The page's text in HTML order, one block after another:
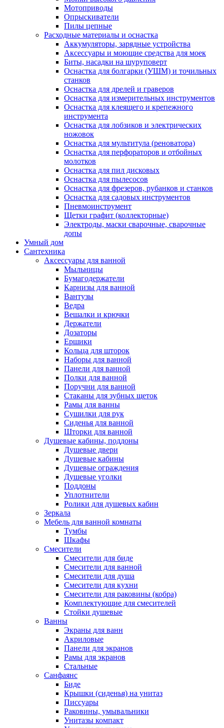
Мотоприводы
Опрыскиватели
Пилы цепные
Расходные материалы и оснастка
Аккумуляторы, зарядные устройства
Аксессуары и моющие средства для моек
Биты, насадки на шуруповерт
Оснастка для болгарки (УШМ) и точильных
станков
Оснастка для дрелей и граверов
Оснастка для измерительных инструментов
Оснастка для клеящего и крепежного
инструмента
Оснастка для лобзиков и электрических
ножовок
Оснастка для мультитула (реноватора)
Оснастка для перфораторов и отбойных
молотков
Оснастка для пил дисковых
Оснастка для пылесосов
Оснастка для фрезеров, рубанков и станков
Оснастка для садовых инструментов
Пневмоинструмент
Щетки графит (коллекторные)
Электроды, маски сварочные, сварочные
допы
Умный дом
Сантехника
Аксессуары для ванной
Мыльницы
Бумагодержатели
Карнизы для ванной
Вантузы
Ведра
Вешалки и крючки
Держатели
Дозаторы
Ершики
Кольца для шторок
Наборы для ванной
Панели для ванной
Полки для ванной
Поручни для ванной
Стаканы для зубных щеток
Рамы для ванны
Сушилки для рук
Сиденья для ванной
Шторки для ванной
Душевые кабины, поддоны
Душевые двери
Душевые кабины
Душевые ограждения
Душевые уголки
Поддоны
Уплотнители
Ролики для душевых кабин
Зеркала
Мебель для ванной комнаты
Тумбы
Шкафы
Смесители
Смесители для биде
Смесители для ванной
Смесители для душа
Смесители для кухни
Смесители для раковины (кобра)
Комплектующие для смесителей
Стойки душевые
Ванны
Экраны для ванн
Акриловые
Панели для экранов
Рамы для экранов
Стальные
Санфаянс
Биде
Крышки (сиденья) на унитаз
Писсуары
Раковины, умывальники
Унитазы компакт